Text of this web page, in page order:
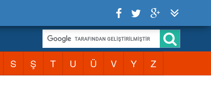
S Ş T U Ü V Y Z